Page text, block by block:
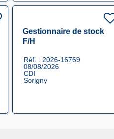
Gestionnaire de stock
F/H
Réf. : 2026-16769
08/08/2026
CDI
Sorigny